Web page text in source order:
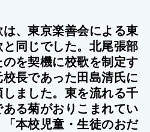
、東京楽善会による東
同じでした。北尾張部
を契機に校歌を制定す
長であった田島清氏に
ました。東を流れる千
る菊がおりこまれてい
「本校児童・生徒のおだ